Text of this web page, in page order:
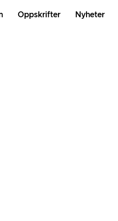
Oppskrifter Nyheter